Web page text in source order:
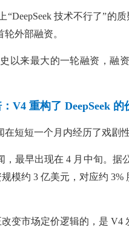
“DeepSeek 技术不行了”的
轮外部融资。
以来最大的一轮融资，融
V4 重构了 DeepSeek 的
在短短一个月内经历了戏剧
，最早出现在 4 月中旬。
模约 3 亿美元，对应约
变市场定价逻辑的，是 V4